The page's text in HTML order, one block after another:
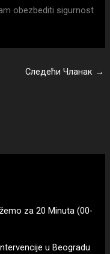
obezbediti sigurnost
Следећи Чланак →
za 20 Minuta (00-
u Beogradu